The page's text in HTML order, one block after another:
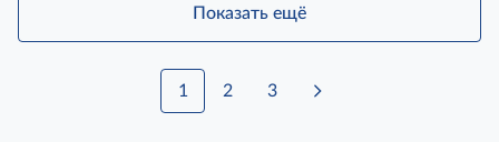
Показать ещё
1 2 3